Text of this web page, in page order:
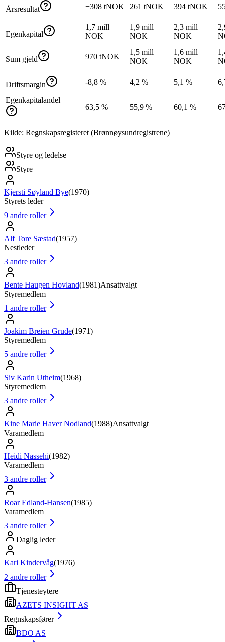
Årsresultat −308 tNOK 261 tNOK 394 tNOK
Egenkapital
1,7 mill
NOK
1,9 mill
NOK
2,3 mill
NOK
Sum gjeld 970 tNOK
1,5 mill
NOK
1,6 mill
NOK
Driftsmargin -8,8 % 4,2 % 5,1 %
Egenkapitalandel
63,5 %
55,9 % 60,1 %
Kilde: Regnskapsregisteret (Brønnøysundregistrene)
Styre og ledelse
Styre
Kjersti Søyland Bye(1970)
Styrets leder
9 andre roller
Alf Tore Sæstad(1957)
Nestleder
3 andre roller
Bente Haugen Hovland(1981)Ansattvalgt
Styremedlem
1 andre roller
Joakim Breien Grude(1971)
Styremedlem
5 andre roller
Siv Karin Utheim(1968)
Styremedlem
3 andre roller
Kine Marie Haver Nodland(1988)Ansattvalgt
Varamedlem
Heidi Nassehi(1982)
Varamedlem
3 andre roller
Roar Edland-Hansen(1985)
Varamedlem
3 andre roller
Daglig leder
Kari Kindervåg(1976)
2 andre roller
Tjenesteytere
AZETS INSIGHT AS
Regnskapsfører
BDO AS